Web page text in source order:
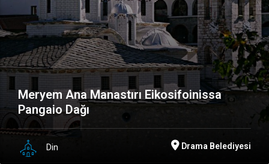
Meryem Ana Manastırı Eikosifoinissa
Pangaio Dağı
Din Drama Belediyesi